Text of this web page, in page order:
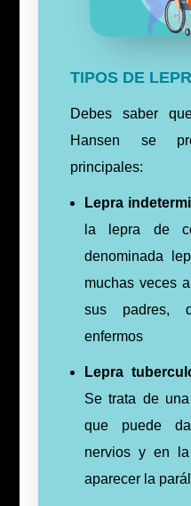
TIPOS DE
Debes saber
Hansen se
principales:
Lepra
la lepra de
denominada
muchas veces
sus padres,
enfermos
Lepra
Se trata de
que puede
nervios y en
aparecer la